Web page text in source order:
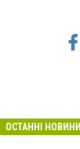
ОСТАННІ НОВИНИ